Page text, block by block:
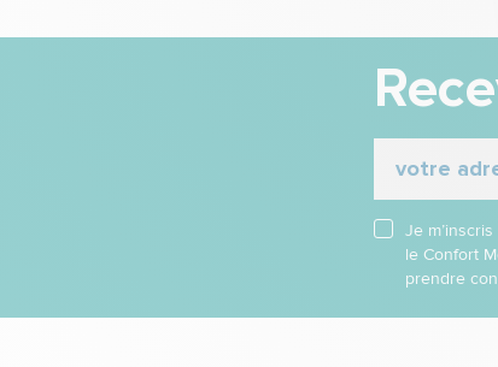
Je
le Confort
prendre